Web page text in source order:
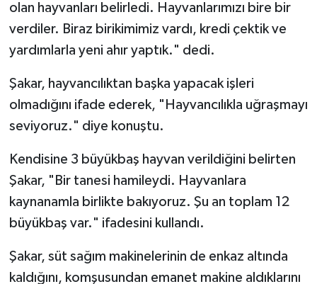
olan hayvanları belirledi. Hayvanlarımızı bire bir
verdiler. Biraz birikimimiz vardı, kredi çektik ve
yardımlarla yeni ahır yaptık." dedi.
Şakar, hayvancılıktan başka yapacak işleri
olmadığını ifade ederek, "Hayvancılıkla uğraşmayı
seviyoruz." diye konuştu.
Kendisine 3 büyükbaş hayvan verildiğini belirten
Şakar, "Bir tanesi hamileydi. Hayvanlara
kaynanamla birlikte bakıyoruz. Şu an toplam 12
büyükbaş var." ifadesini kullandı.
Şakar, süt sağım makinelerinin de enkaz altında
kaldığını, komşusundan emanet makine aldıklarını